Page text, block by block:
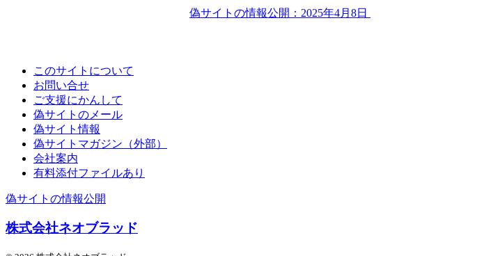
偽サイトの情報公開：2025年4月8日
このサイトについて
お問い合せ
ご支援にかんして
偽サイトのメール
偽サイト情報
偽サイトマガジン（外部）
会社案内
有料添付ファイルあり
偽サイトの情報公開
株式会社ネオブラッド